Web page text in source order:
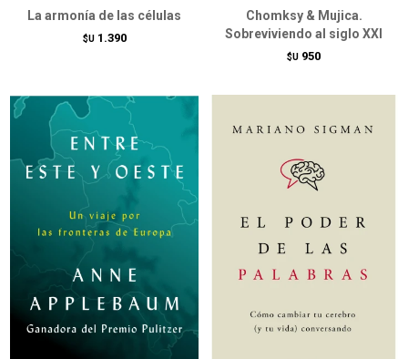
La armonía de las células
$U 1.390
Chomksy & Mujica.
Sobreviviendo al siglo XXI
$U 950